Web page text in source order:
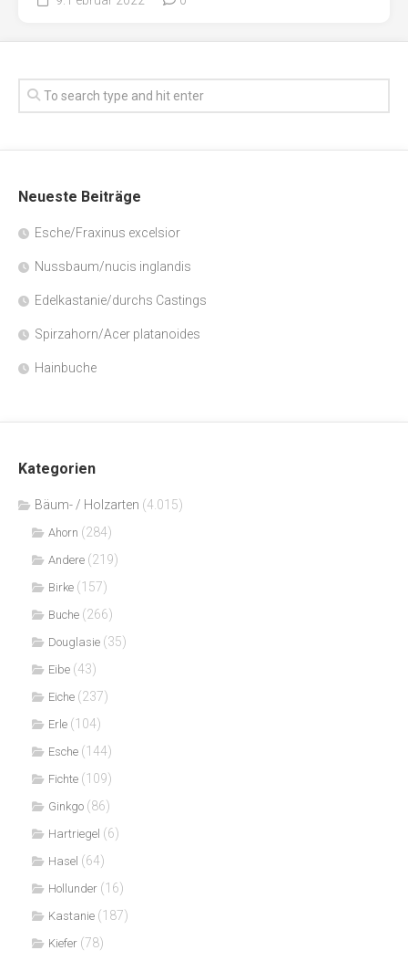
Neueste Beiträge
Esche/Fraxinus excelsior
Nussbaum/nucis inglandis
Edelkastanie/durchs Castings
Spirzahorn/Acer platanoides
Hainbuche
Kategorien
Bäum- / Holzarten (4.015)
Ahorn (284)
Andere (219)
Birke (157)
Buche (266)
Douglasie (35)
Eibe (43)
Eiche (237)
Erle (104)
Esche (144)
Fichte (109)
Ginkgo (86)
Hartriegel (6)
Hasel (64)
Hollunder (16)
Kastanie (187)
Kiefer (78)